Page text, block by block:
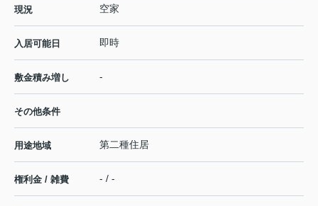
現況 空家
入居可能日 即時
敷金積み増し -
その他条件
用途地域 第二種住居
権利金 / 雑費 - / -